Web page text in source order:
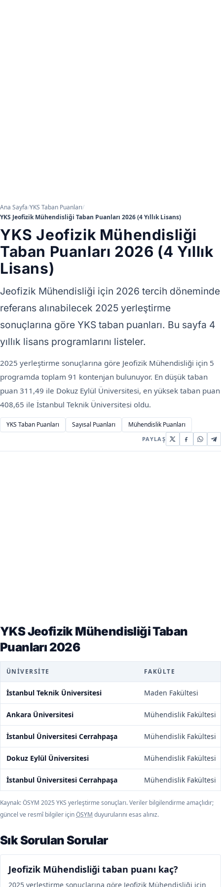
Ana Sayfa/YKS Taban Puanları/
YKS Jeofizik Mühendisliği Taban Puanları 2026 (4 Yıllık Lisans)
YKS Jeofizik Mühendisliği
Taban Puanları 2026 (4 Yıllık
Lisans)
Jeofizik Mühendisliği için 2026 tercih döneminde
referans alınabilecek 2025 yerleştirme
sonuçlarına göre YKS taban puanları. Bu sayfa 4
yıllık lisans programlarını listeler.
2025 yerleştirme sonuçlarına göre Jeofizik Mühendisliği için 5
programda toplam 91 kontenjan bulunuyor. En düşük taban
puan 311,49 ile Dokuz Eylül Üniversitesi, en yüksek taban puan
408,65 ile İstanbul Teknik Üniversitesi oldu.
YKS Taban Puanları Sayısal Puanları Mühendislik Puanları
PAYLAŞ
YKS Jeofizik Mühendisliği Taban
Puanları 2026
ÜNIVERSITE FAKÜLTE
İstanbul Teknik Üniversitesi Maden Fakültesi
Ankara Üniversitesi Mühendislik Fakültesi
İstanbul Üniversitesi Cerrahpaşa Mühendislik Fakültesi
Dokuz Eylül Üniversitesi Mühendislik Fakültesi
İstanbul Üniversitesi Cerrahpaşa Mühendislik Fakültesi
Kaynak: ÖSYM 2025 YKS yerleştirme sonuçları. Veriler bilgilendirme amaçlıdır;
güncel ve resmî bilgiler içinÖSYM duyurularını esas alınız.
Sık Sorulan Sorular
Jeofizik Mühendisliği taban puanı kaç?
2025 yerleştirme sonuçlarına göre Jeofizik Mühendisliği için